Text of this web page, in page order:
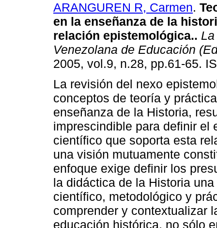
ARANGUREN R, Carmen.
en la enseñanza de la
relación epistemológica..
Venezolana de Educación
2005, vol.9, n.28, pp.61-65.
La revisión del nexo
conceptos de teoría y
enseñanza de la Historia,
imprescindible para definir el
científico que soporta esta
una visión mutuamente
enfoque exige definir los
la didáctica de la Historia
científico, metodológico y
comprender y contextualizar
educación histórica, no sólo